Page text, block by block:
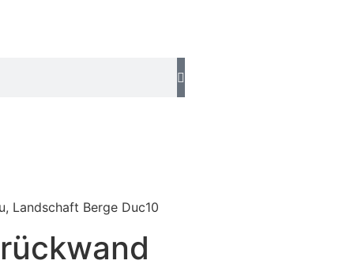
Landschaft Berge Duc10